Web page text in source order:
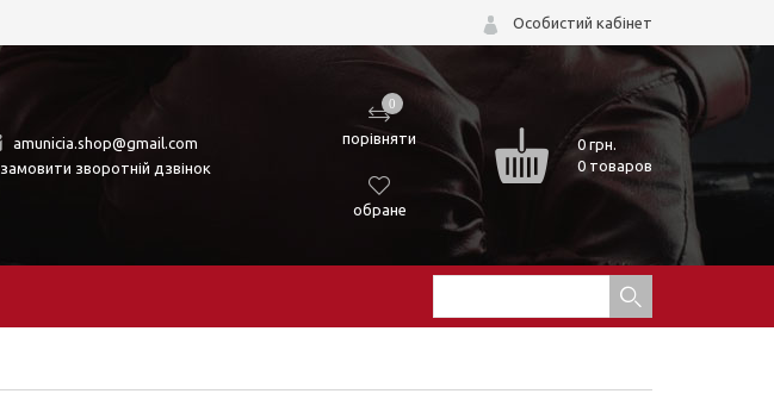
Особистий кабінет
amunicia.shop@gmail.com
замовити зворотній дзвінок
0
порівняти
обране
0грн.
0 товаров